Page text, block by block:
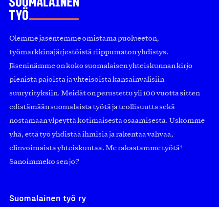
Olemme jäsentemme omistama puolueeton,
työmarkkinajärjestöistä riippumaton yhdistys.
Jäseninämme on koko suomalaisen yhteiskunnan kirjo
pienistä pajoista ja yhteisöistä kansainvälisiin
suuryrityksiin. Meidät on perustettu yli 100 vuotta sitten
edistämään suomalaista työtä ja teollisuutta sekä
nostamaan ylpeyttä kotimaisesta osaamisesta. Uskomme
yhä, että työ yhdistää ihmisiä ja rakentaa vahvaa,
elinvoimaista yhteiskuntaa. Me rakastamme työtä!
Sanoimmeko sen jo?
Suomalainen työ ry